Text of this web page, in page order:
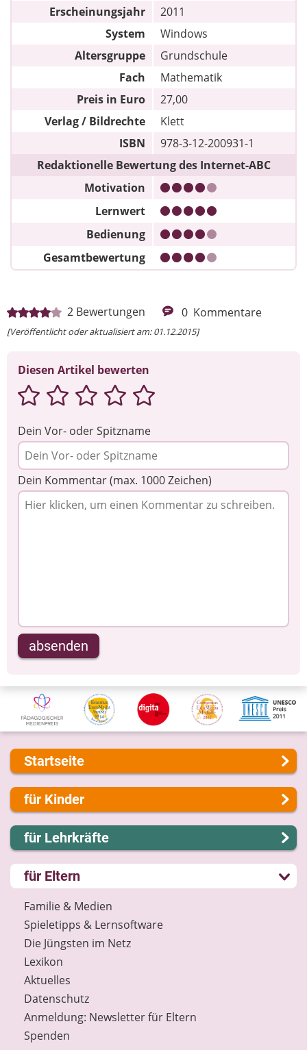
Erscheinungsjahr
2011
System
Windows
Altersgruppe
Grundschule
Fach
Mathematik
Preis in Euro
27,00
Verlag / Bildrechte
Klett
ISBN
978-3-12-200931-1
Redaktionelle Bewertung des Internet-ABC
Motivation
Lernwert
Bedienung
Gesamtbewertung
2 Bewertungen 0 Kommentare
[Veröffentlicht oder aktualisiert am: 01.12.2015]
Diesen Artikel bewerten
Dein Vor- oder Spitzname
Dein Kommentar (max. 1000 Zeichen)
absenden
Startseite
Über uns
Presse
Kontakt
Impressum
Internet-ABC Sitemap
Barrierefreiheit
Länderprojekte
für Kinder
Lernen und Schule
Hobby und Freizeit
Spiel und Spaß
Mitreden und Mitmachen
Lexikon
Datenschutz
Newsletter
für Lehrkräfte
Lernmodule
Unterrichts­materialien
Internet-ABC-Schule
Praxishilfen
Aktuelles
Materialbestellung
Lexikon
Datenschutz
Newsletter
Spenden
für Eltern
Familie & Medien
Spieletipps & Lernsoftware
Die Jüngsten im Netz
Lexikon
Aktuelles
Datenschutz
Anmeldung: Newsletter für Eltern
Spenden